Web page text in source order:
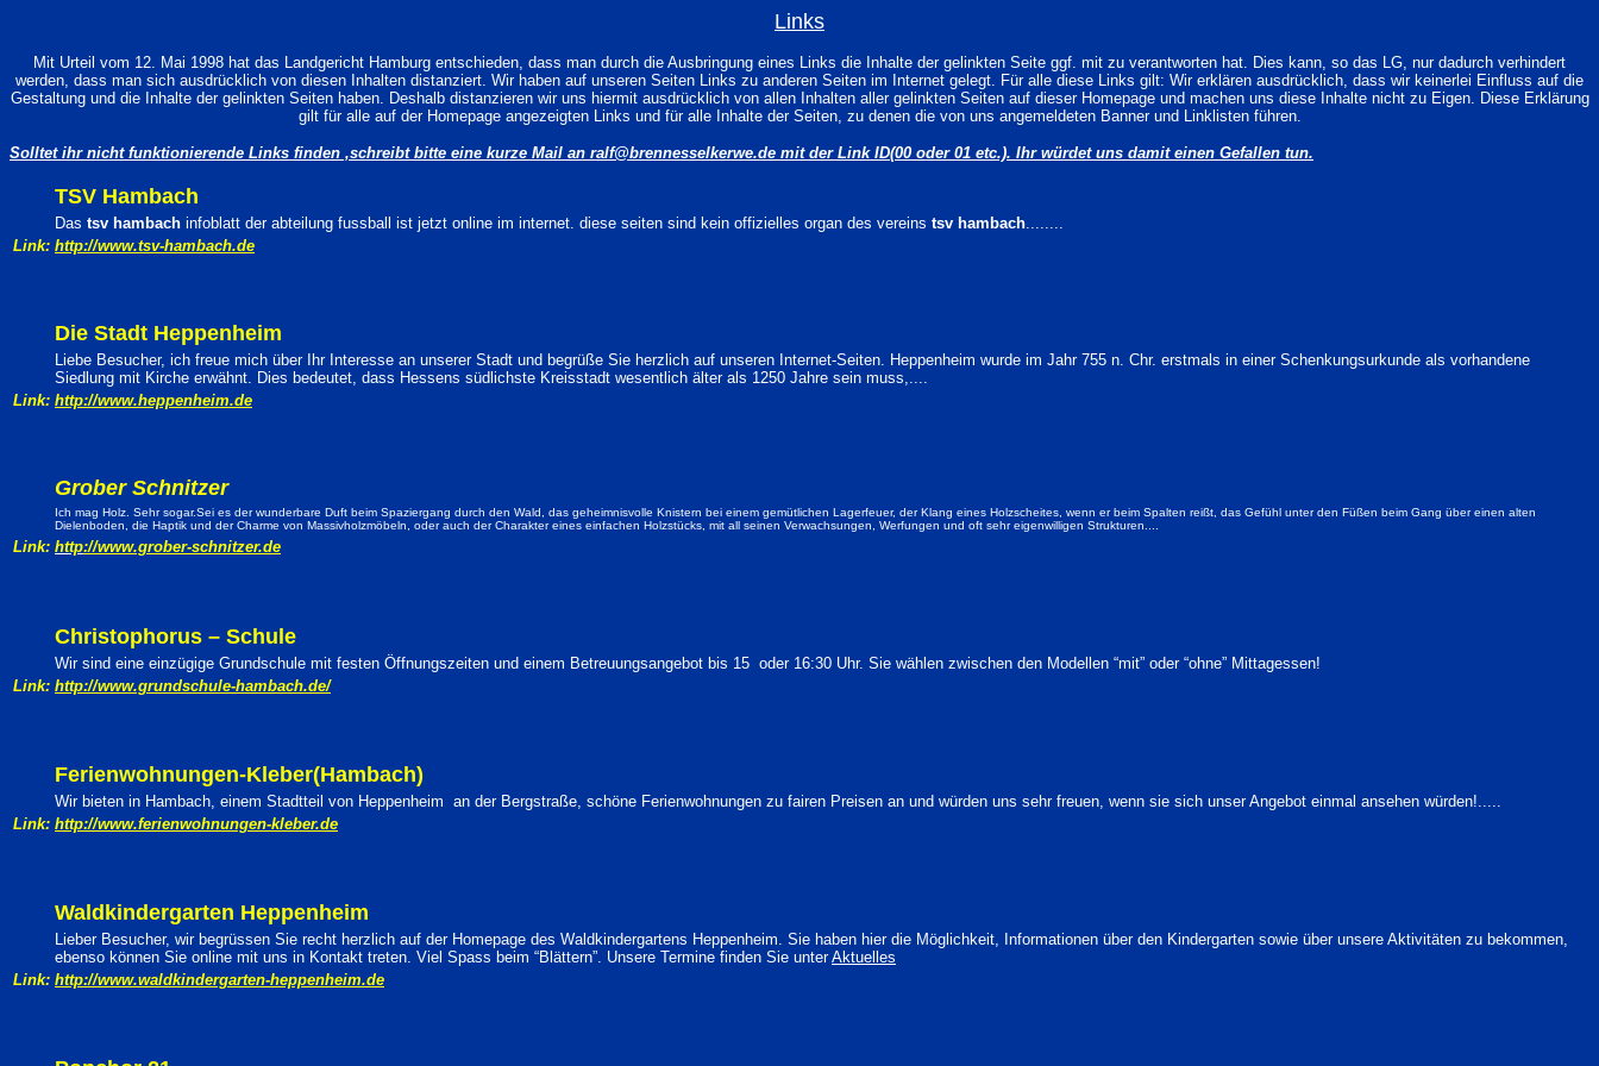
Links
Mit Urteil vom 12. Mai 1998 hat das Landgericht Hamburg entschieden, dass man durch die Ausbringung eines Links die Inhalte der gelinkten Seite ggf. mit zu verantworten hat. Dies kann, so das LG, nur dadurch verhindert
werden, dass man sich ausdrücklich von diesen Inhalten distanziert. Wir haben auf unseren Seiten Links zu anderen Seiten im Internet gelegt. Für alle diese Links gilt: Wir erklären ausdrücklich, dass wir keinerlei Einfluss auf die
Gestaltung und die Inhalte der gelinkten Seiten haben. Deshalb distanzieren wir uns hiermit ausdrücklich von allen Inhalten aller gelinkten Seiten auf dieser Homepage und machen uns diese Inhalte nicht zu Eigen. Diese Erklärung
gilt für alle auf der Homepage angezeigten Links und für alle Inhalte der Seiten, zu denen die von uns angemeldeten Banner und Linklisten führen.
Solltet ihr nicht funktionierende Links finden ,schreibt bitte eine kurze Mail an ralf@brennesselkerwe.de mit der Link ID(00 oder 01 etc.). Ihr würdet uns damit einen Gefallen tun.
TSV Hambach
Das tsv hambach infoblatt der abteilung fussball ist jetzt online im internet. diese seiten sind kein offizielles organ des vereins tsv hambach........
Link: http://www.tsv-hambach.de
Die Stadt Heppenheim
Liebe Besucher, ich freue mich über Ihr Interesse an unserer Stadt und begrüße Sie herzlich auf unseren Internet-Seiten. Heppenheim wurde im Jahr 755 n. Chr. erstmals in einer Schenkungsurkunde als vorhandene
Siedlung mit Kirche erwähnt. Dies bedeutet, dass Hessens südlichste Kreisstadt wesentlich älter als 1250 Jahre sein muss,....
Link: http://www.heppenheim.de
Grober Schnitzer
Ich mag Holz. Sehr sogar.Sei es der wunderbare Duft beim Spaziergang durch den Wald, das geheimnisvolle Knistern bei einem gemütlichen Lagerfeuer, der Klang eines Holzscheites, wenn er beim Spalten reißt, das Gefühl unter den Füßen beim Gang über einen alten
Dielenboden, die Haptik und der Charme von Massivholzmöbeln, oder auch der Charakter eines einfachen Holzstücks, mit all seinen Verwachsungen, Werfungen und oft sehr eigenwilligen Strukturen....
Link: http://www.grober-schnitzer.de
Christophorus – Schule
Wir sind eine einzügige Grundschule mit festen Öffnungszeiten und einem Betreuungsangebot bis 15 oder 16:30 Uhr. Sie wählen zwischen den Modellen “mit” oder “ohne” Mittagessen!
Link: http://www.grundschule-hambach.de/
Ferienwohnungen-Kleber(Hambach)
Wir bieten in Hambach, einem Stadtteil von Heppenheim an der Bergstraße, schöne Ferienwohnungen zu fairen Preisen an und würden uns sehr freuen, wenn sie sich unser Angebot einmal ansehen würden!.....
Link: http://www.ferienwohnungen-kleber.de
Waldkindergarten Heppenheim
Lieber Besucher, wir begrüssen Sie recht herzlich auf der Homepage des Waldkindergartens Heppenheim. Sie haben hier die Möglichkeit, Informationen über den Kindergarten sowie über unsere Aktivitäten zu bekommen,
ebenso können Sie online mit uns in Kontakt treten. Viel Spass beim “Blättern”. Unsere Termine finden Sie unterAktuelles
Link: http://www.waldkindergarten-heppenheim.de